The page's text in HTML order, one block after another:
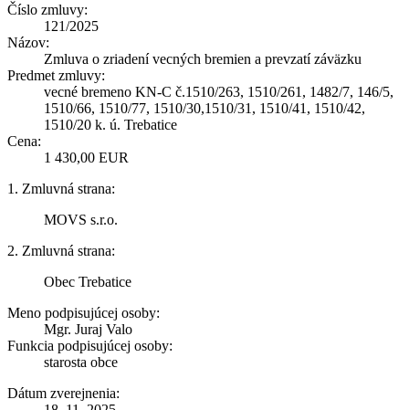
Číslo zmluvy:
121/2025
Názov:
Zmluva o zriadení vecných bremien a prevzatí záväzku
Predmet zmluvy:
vecné bremeno KN-C č.1510/263, 1510/261, 1482/7, 146/5,
1510/66, 1510/77, 1510/30,1510/31, 1510/41, 1510/42,
1510/20 k. ú. Trebatice
Cena:
1 430,00 EUR
1. Zmluvná strana:
MOVS s.r.o.
2. Zmluvná strana:
Obec Trebatice
Meno podpisujúcej osoby:
Mgr. Juraj Valo
Funkcia podpisujúcej osoby:
starosta obce
Dátum zverejnenia: